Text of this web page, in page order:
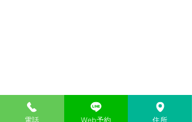
電話 Web予約 住所